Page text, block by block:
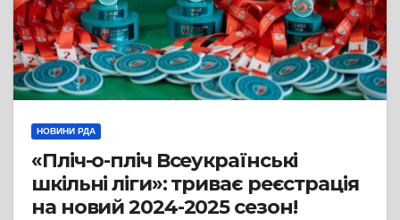
НОВИНИ РДА
«Пліч-о-пліч Всеукраїнські
шкільні ліги»: триває реєстрація
на новий 2024-2025 сезон!